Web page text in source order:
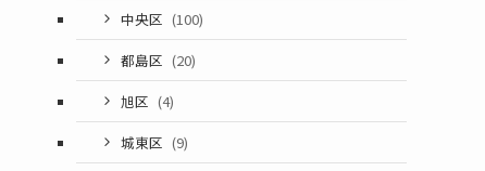
中央区 (100)
都島区 (20)
旭区 (4)
城東区 (9)